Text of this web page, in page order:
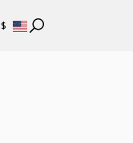
$